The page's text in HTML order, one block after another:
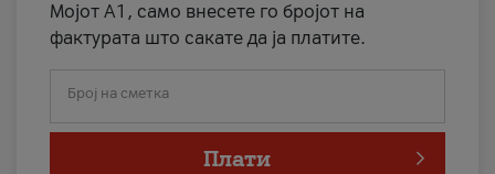
Мојот А1, само внесете го бројот на
фактурата што сакате да ја платите.
Број на сметка
Плати